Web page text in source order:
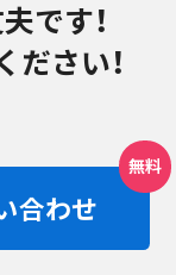
です！
さい！
合わせ